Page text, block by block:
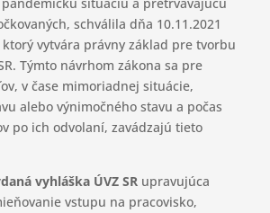
situáciu a pretrvávajúcu
schválila dňa 10.11.2021
ktorý vytvára právny základ pre tvorbu
Týmto návrhom zákona sa pre
v čase mimoriadnej situácie,
alebo výnimočného stavu a počas
po ich odvolaní, zavádzajú tieto
vyhláška ÚVZ SR upravujúca
vstupu na pracovisko,